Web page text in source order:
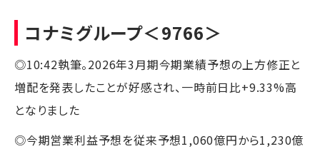
コナミグループ＜9766＞
◎10:42執筆。2026年3月期今期業績予想の上方修正と
増配を発表したことが好感され、一時前日比+9.33%高
となりました
◎今期営業利益予想を従来予想1,060億円から1,230億